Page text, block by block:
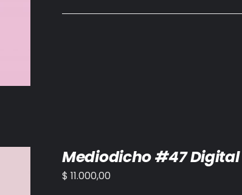
Mediodicho #47 Digital
$ 11.000,00